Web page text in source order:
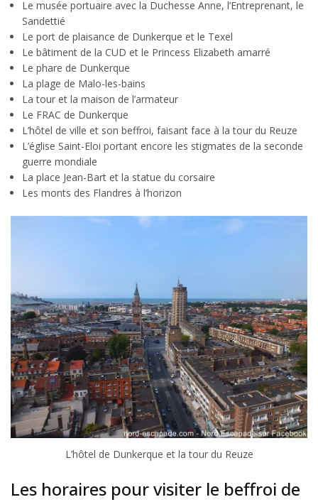
Le musée portuaire avec la Duchesse Anne, l’Entreprenant, le
Sandettié
Le port de plaisance de Dunkerque et le Texel
Le bâtiment de la CUD et le Princess Elizabeth amarré
Le phare de Dunkerque
La plage de Malo-les-bains
La tour et la maison de l’armateur
Le FRAC de Dunkerque
L’hôtel de ville et son beffroi, faisant face à la tour du Reuze
L’église Saint-Eloi portant encore les stigmates de la seconde
guerre mondiale
La place Jean-Bart et la statue du corsaire
Les monts des Flandres à l’horizon
L’hôtel de Dunkerque et la tour du Reuze
Les horaires pour visiter le beffroi de